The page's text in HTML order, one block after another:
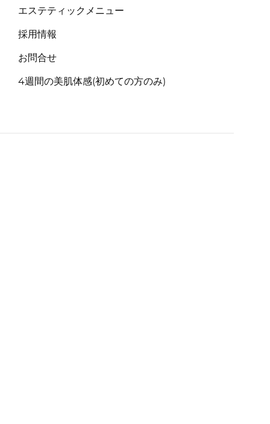
ー
シ
ョ
ン
エステティックメニュー
採用情報
お問合せ
4週間の美肌体感(初めての方のみ)